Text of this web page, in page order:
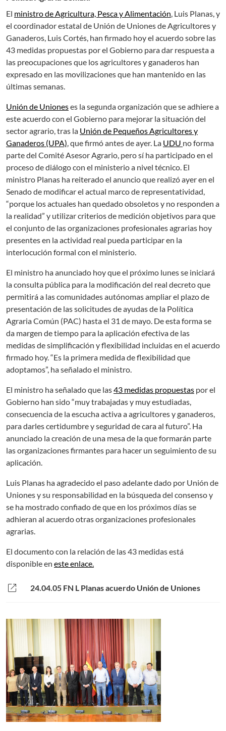
El ministro de Agricultura, Pesca y Alimentación, Luis Planas, y
el coordinador estatal de Unión de Uniones de Agricultores y
Ganaderos, Luis Cortés, han firmado hoy el acuerdo sobre las
43 medidas propuestas por el Gobierno para dar respuesta a
las preocupaciones que los agricultores y ganaderos han
expresado en las movilizaciones que han mantenido en las
últimas semanas.
Unión de Unioneses la segunda organización que se adhiere a
este acuerdo con el Gobierno para mejorar la situación del
sector agrario, tras la Unión de Pequeños Agricultores y
Ganaderos (UPA), que firmó antes de ayer. La UDU no forma
parte del Comité Asesor Agrario, pero sí ha participado en el
proceso de diálogo con el ministerio a nivel técnico. El
ministro Planas ha reiterado el anuncio que realizó ayer en el
Senado de modificar el actual marco de representatividad,
“porque los actuales han quedado obsoletos y no responden a
la realidad” y utilizar criterios de medición objetivos para que
el conjunto de las organizaciones profesionales agrarias hoy
presentes en la actividad real pueda participar en la
interlocución formal con el ministerio.
El ministro ha anunciado hoy que el próximo lunes se iniciará
la consulta pública para la modificación del real decreto que
permitirá a las comunidades autónomas ampliar el plazo de
presentación de las solicitudes de ayudas de la Política
Agraria Común (PAC) hasta el 31 de mayo. De esta forma se
da margen de tiempo para la aplicación efectiva de las
medidas de simplificación y flexibilidad incluidas en el acuerdo
firmado hoy. “Es la primera medida de flexibilidad que
adoptamos”, ha señalado el ministro.
El ministro ha señalado que las43 medidas propuestas por el
Gobierno han sido “muy trabajadas y muy estudiadas,
consecuencia de la escucha activa a agricultores y ganaderos,
para darles certidumbre y seguridad de cara al futuro”. Ha
anunciado la creación de una mesa de la que formarán parte
las organizaciones firmantes para hacer un seguimiento de su
aplicación.
Luis Planas ha agradecido el paso adelante dado por Unión de
Uniones y su responsabilidad en la búsqueda del consenso y
se ha mostrado confiado de que en los próximos días se
adhieran al acuerdo otras organizaciones profesionales
agrarias.
El documento con la relación de las 43 medidas está
disponible en este enlace.
open_in_new 24.04.05 FN L Planas acuerdo Unión de Uniones